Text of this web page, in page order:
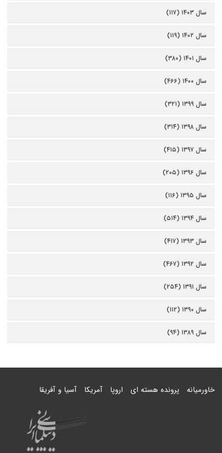
سال ۱۴۰۳ (۱۱۷)
سال ۱۴۰۲ (۱۱۹)
سال ۱۴۰۱ (۳۸۰)
سال ۱۴۰۰ (۴۶۶)
سال ۱۳۹۹ (۳۲۱)
سال ۱۳۹۸ (۳۱۴)
سال ۱۳۹۷ (۴۱۵)
سال ۱۳۹۶ (۲۰۵)
سال ۱۳۹۵ (۱۱۶)
سال ۱۳۹۴ (۵۱۴)
سال ۱۳۹۳ (۴۱۷)
سال ۱۳۹۲ (۴۶۷)
سال ۱۳۹۱ (۲۵۴)
سال ۱۳۹۰ (۱۱۲)
سال ۱۳۸۹ (۹۴)
خاورمیانه پرونده هسته ای اروپا آمریکا آسیا و آفریقا